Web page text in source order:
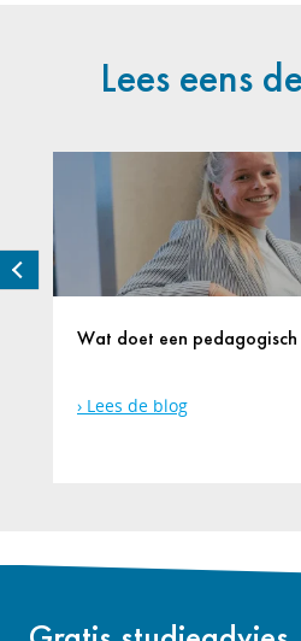
Lees eens
Wat doet een pedagogisch
Lees de blog